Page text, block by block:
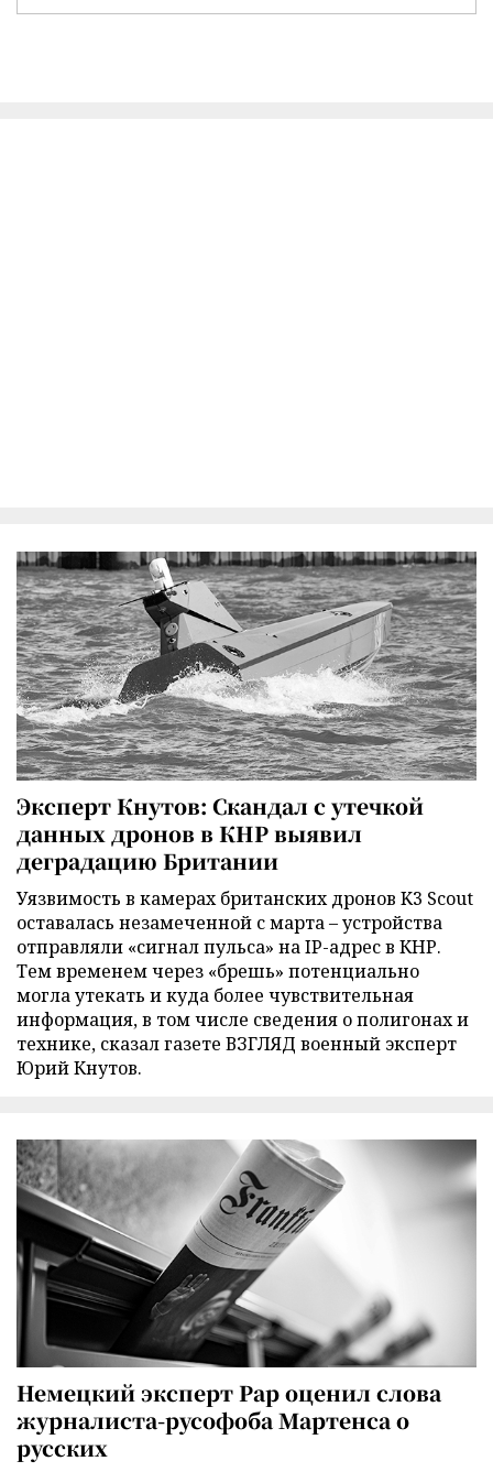
Эксперт Кнутов: Скандал с утечкой
данных дронов в КНР выявил
деградацию Британии
Уязвимость в камерах британских дронов K3 Scout
оставалась незамеченной с марта – устройства
отправляли «сигнал пульса» на IP-адрес в КНР.
Тем временем через «брешь» потенциально
могла утекать и куда более чувствительная
информация, в том числе сведения о полигонах и
технике, сказал газете ВЗГЛЯД военный эксперт
Юрий Кнутов.
Немецкий эксперт Рар оценил слова
журналиста-русофоба Мартенса о
русских